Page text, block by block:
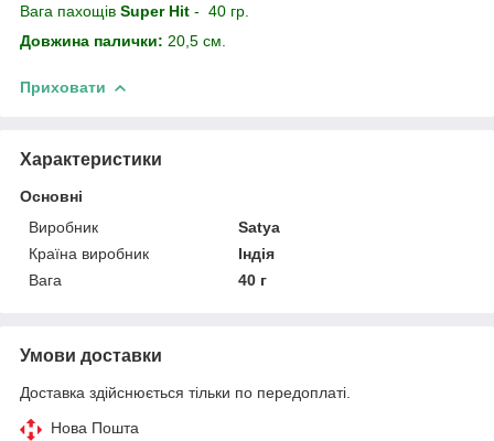
Вага пахощів Super Hit - 40 гр.
Довжина палички: 20,5 см.
Приховати
Характеристики
Основні
Виробник
Satya
Країна виробник
Індія
Вага
40 г
Умови доставки
Доставка здійснюється тільки по передоплаті.
Нова Пошта